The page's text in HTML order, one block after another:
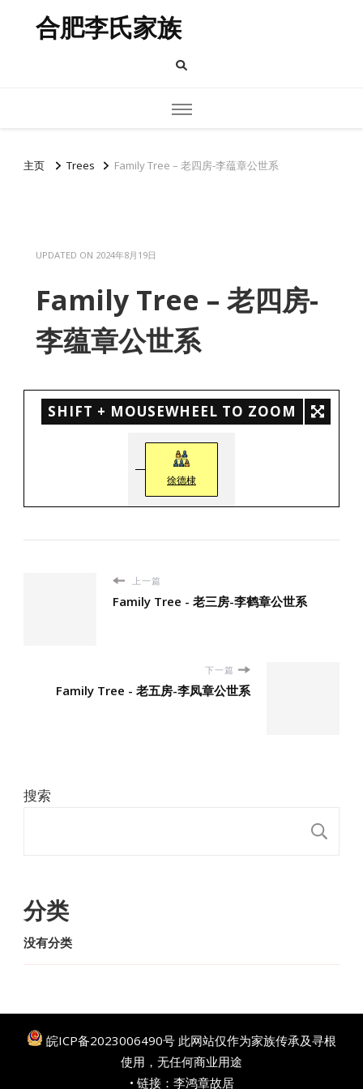
合肥李氏家族
主页 Trees Family Tree – 老四房-李蕴章公世系
UPDATED ON 2024年8月19日
Family Tree – 老四房-
李蕴章公世系
SHIFT + MOUSEWHEEL TO ZOOM
徐德棣
上一篇
Family Tree - 老三房-李鹤章公世系
下一篇
Family Tree - 老五房-李凤章公世系
搜索
分类
没有分类
皖ICP备2023006490号 此网站仅作为家族传承及寻根
使用，无任何商业用途
• 链接： 李鸿章故居